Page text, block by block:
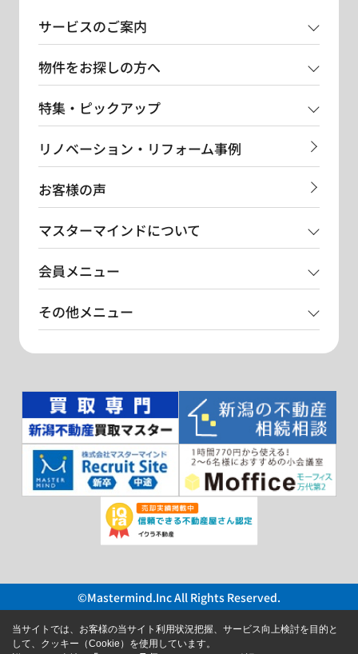
サービスのご案内
物件をお探しの方へ
特集・ピックアップ
リノベーション・リフォーム事例
お客様の声
マスターマインドについて
会員メニュー
その他メニュー
©Mastermind.Inc All Rights Reserved.
当サイトでは、お客様の当サイト利用状況把握、サービス向上検討を目的と
して、クッキー（Cookie）を使用しています。